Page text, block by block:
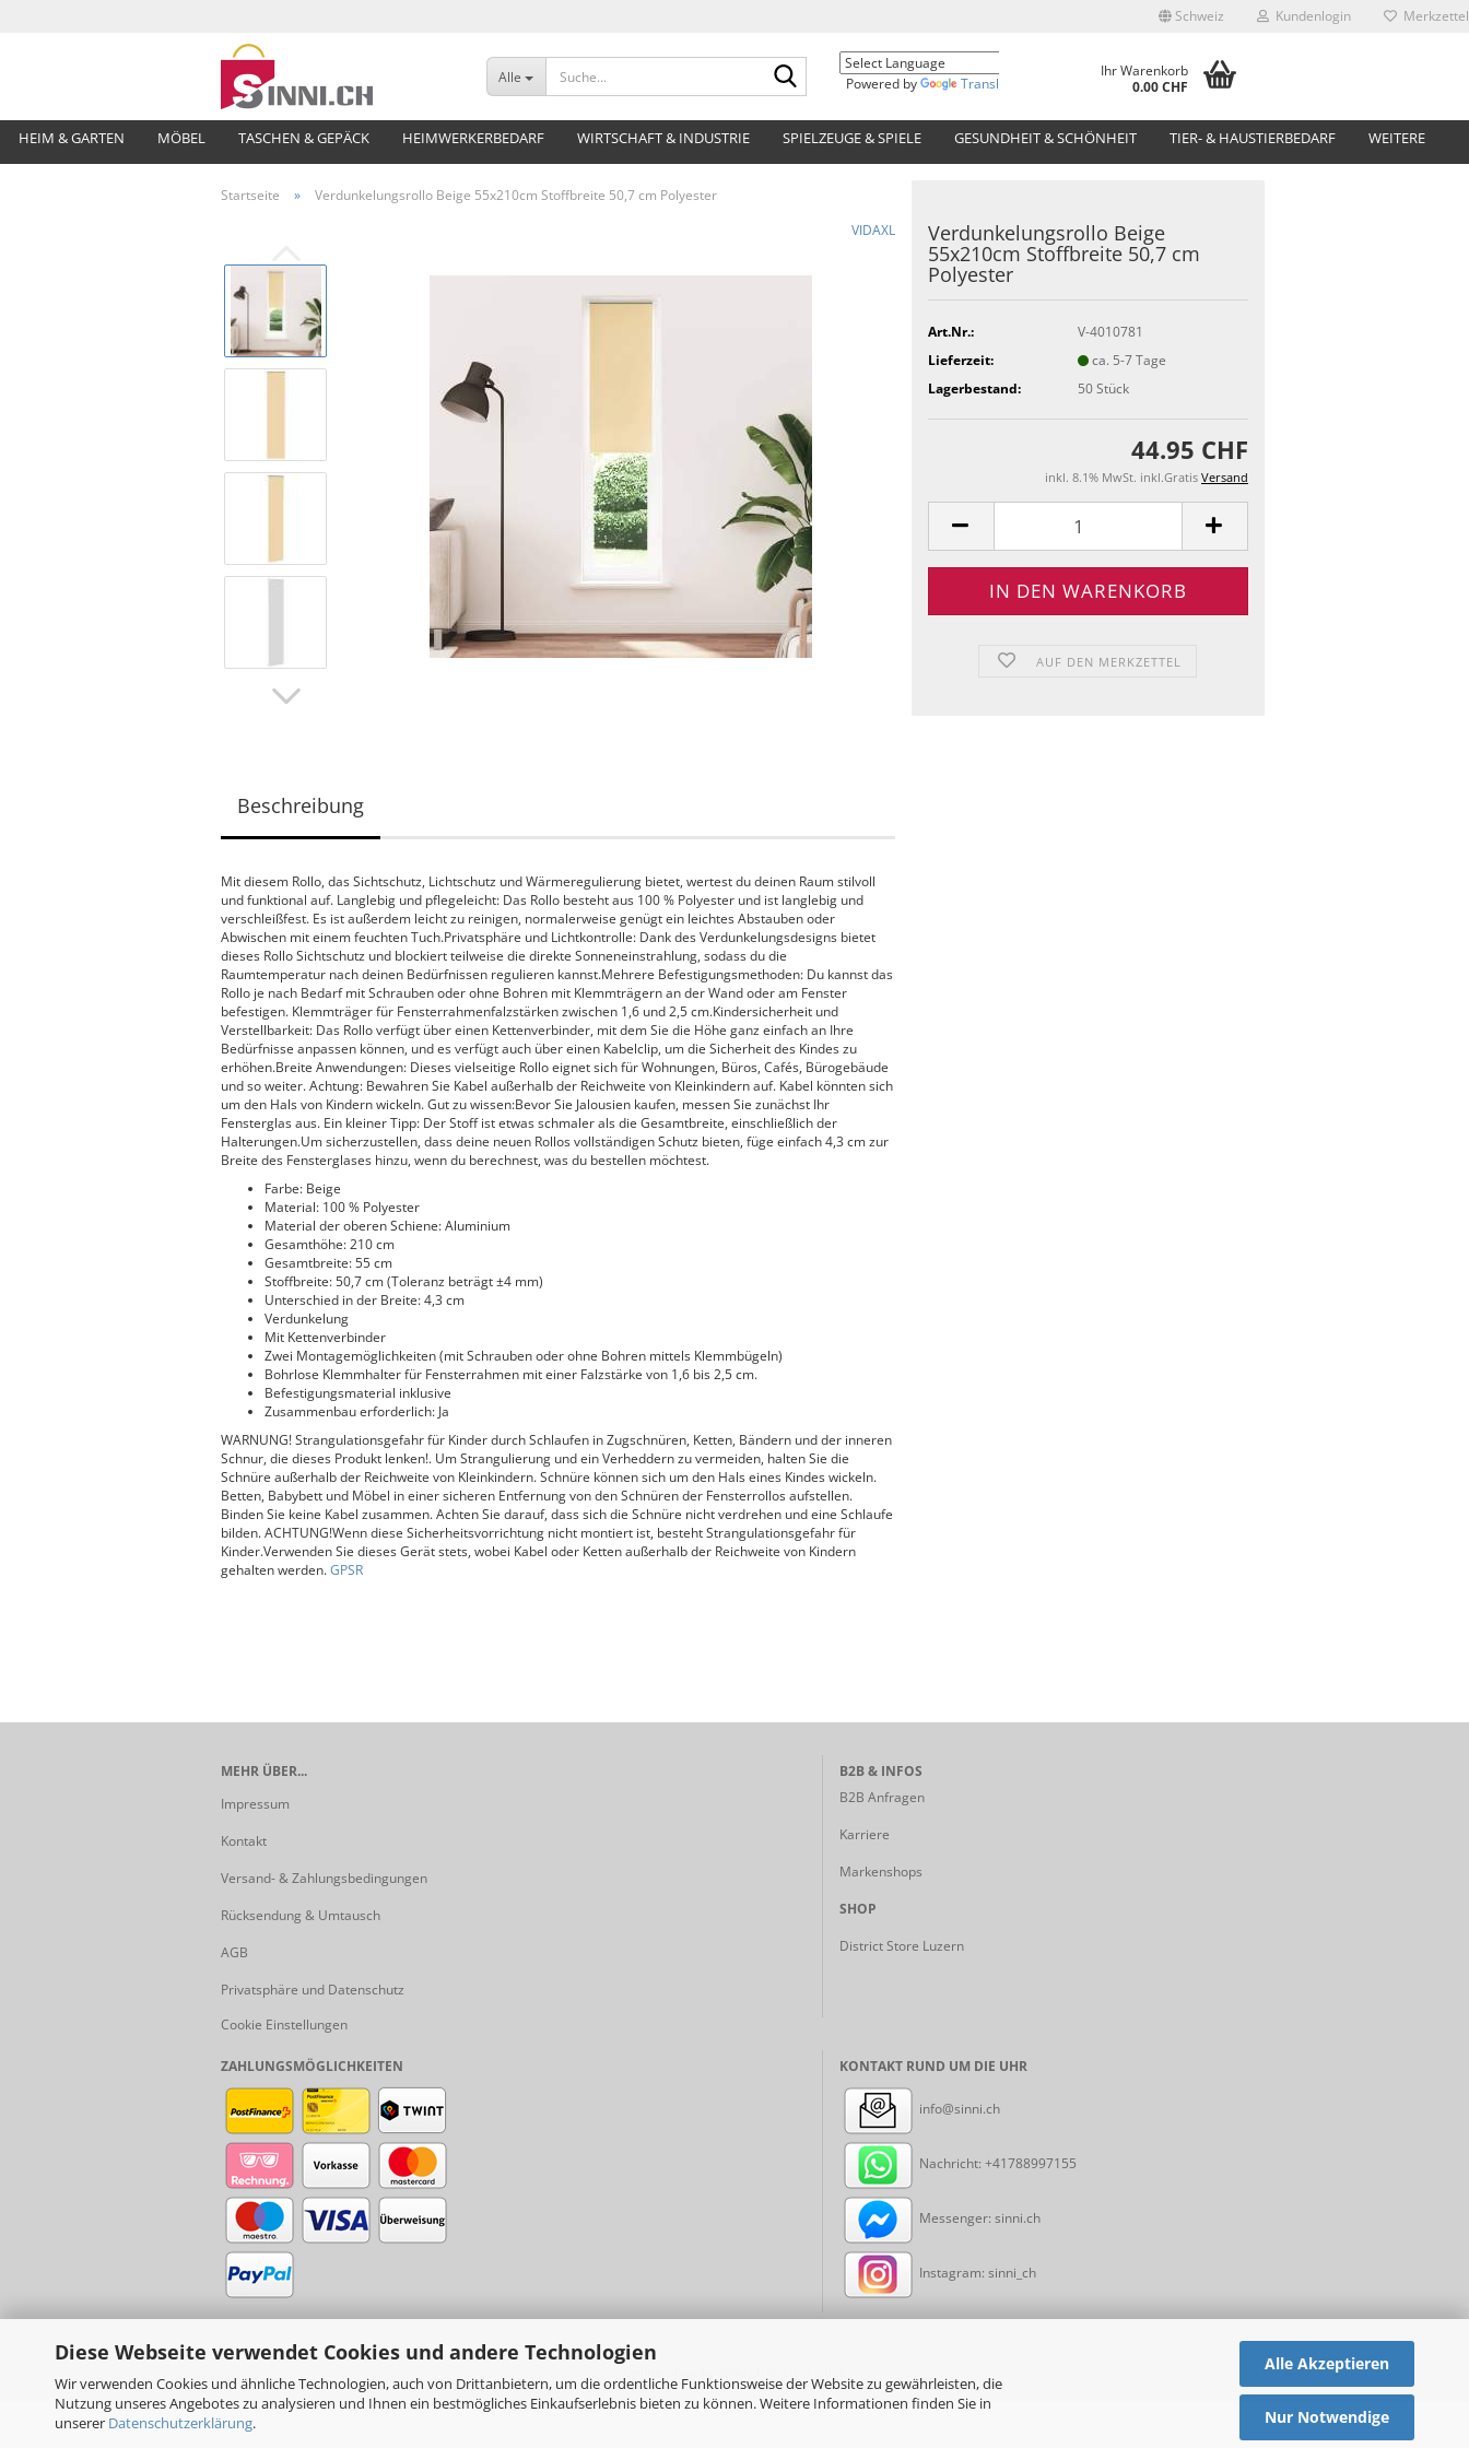
Diese Webseite verwendet Cookies und andere Technologien
Wir verwenden Cookies und ähnliche Technologien, auch von Drittanbietern, um die ordentliche Funktionsweise der Website zu gewährleisten, die
Nutzung unseres Angebotes zu analysieren und Ihnen ein bestmögliches Einkaufserlebnis bieten zu können. Weitere Informationen finden Sie in
unserer Datenschutzerklärung.
Alle Akzeptieren
Nur Notwendige
Schweiz Kundenlogin Merkzettel
Alle
Suche...
Powered by
Translate
Ihr Warenkorb
0.00 CHF
HEIM & GARTEN MÖBEL TASCHEN & GEPÄCK HEIMWERKERBEDARF WIRTSCHAFT & INDUSTRIE SPIELZEUGE & SPIELE GESUNDHEIT & SCHÖNHEIT TIER- & HAUSTIERBEDARF WEITERE
Startseite »
Verdunkelungsrollo Beige 55x210cm Stoffbreite 50,7 cm Polyester
VIDAXL
Verdunkelungsrollo Beige
55x210cm Stoffbreite 50,7 cm
Polyester
Art.Nr.:
V-4010781
Lieferzeit:
ca. 5-7 Tage
Lagerbestand:
50Stück
44.95 CHF
inkl. 8.1% MwSt. inkl.Gratis Versand
AUF DEN MERKZETTEL
Beschreibung
Mit diesem Rollo, das Sichtschutz, Lichtschutz und Wärmeregulierung bietet, wertest du deinen Raum stilvoll
und funktional auf. Langlebig und pflegeleicht: Das Rollo besteht aus 100 % Polyester und ist langlebig und
verschleißfest. Es ist außerdem leicht zu reinigen, normalerweise genügt ein leichtes Abstauben oder
Abwischen mit einem feuchten Tuch.Privatsphäre und Lichtkontrolle: Dank des Verdunkelungsdesigns bietet
dieses Rollo Sichtschutz und blockiert teilweise die direkte Sonneneinstrahlung, sodass du die
Raumtemperatur nach deinen Bedürfnissen regulieren kannst.Mehrere Befestigungsmethoden: Du kannst das
Rollo je nach Bedarf mit Schrauben oder ohne Bohren mit Klemmträgern an der Wand oder am Fenster
befestigen. Klemmträger für Fensterrahmenfalzstärken zwischen 1,6 und 2,5 cm.Kindersicherheit und
Verstellbarkeit: Das Rollo verfügt über einen Kettenverbinder, mit dem Sie die Höhe ganz einfach an Ihre
Bedürfnisse anpassen können, und es verfügt auch über einen Kabelclip, um die Sicherheit des Kindes zu
erhöhen.Breite Anwendungen: Dieses vielseitige Rollo eignet sich für Wohnungen, Büros, Cafés, Bürogebäude
und so weiter. Achtung: Bewahren Sie Kabel außerhalb der Reichweite von Kleinkindern auf. Kabel könnten sich
um den Hals von Kindern wickeln. Gut zu wissen:Bevor Sie Jalousien kaufen, messen Sie zunächst Ihr
Fensterglas aus. Ein kleiner Tipp: Der Stoff ist etwas schmaler als die Gesamtbreite, einschließlich der
Halterungen.Um sicherzustellen, dass deine neuen Rollos vollständigen Schutz bieten, füge einfach 4,3 cm zur
Breite des Fensterglases hinzu, wenn du berechnest, was du bestellen möchtest.
Farbe: Beige
Material: 100 % Polyester
Material der oberen Schiene: Aluminium
Gesamthöhe: 210 cm
Gesamtbreite: 55 cm
Stoffbreite: 50,7 cm (Toleranz beträgt ±4 mm)
Unterschied in der Breite: 4,3 cm
Verdunkelung
Mit Kettenverbinder
Zwei Montagemöglichkeiten (mit Schrauben oder ohne Bohren mittels Klemmbügeln)
Bohrlose Klemmhalter für Fensterrahmen mit einer Falzstärke von 1,6 bis 2,5 cm.
Befestigungsmaterial inklusive
Zusammenbau erforderlich: Ja
WARNUNG! Strangulationsgefahr für Kinder durch Schlaufen in Zugschnüren, Ketten, Bändern und der inneren
Schnur, die dieses Produkt lenken!. Um Strangulierung und ein Verheddern zu vermeiden, halten Sie die
Schnüre außerhalb der Reichweite von Kleinkindern. Schnüre können sich um den Hals eines Kindes wickeln.
Betten, Babybett und Möbel in einer sicheren Entfernung von den Schnüren der Fensterrollos aufstellen.
Binden Sie keine Kabel zusammen. Achten Sie darauf, dass sich die Schnüre nicht verdrehen und eine Schlaufe
bilden. ACHTUNG!Wenn diese Sicherheitsvorrichtung nicht montiert ist, besteht Strangulationsgefahr für
Kinder.Verwenden Sie dieses Gerät stets, wobei Kabel oder Ketten außerhalb der Reichweite von Kindern
gehalten werden.GPSR
MEHR ÜBER...
Impressum
Kontakt
Versand- & Zahlungsbedingungen
Rücksendung & Umtausch
AGB
Privatsphäre und Datenschutz
Cookie Einstellungen
B2B & INFOS
B2B Anfragen
Karriere
Markenshops
SHOP
District Store Luzern
ZAHLUNGSMÖGLICHKEITEN KONTAKT RUND UM DIE UHR
info@sinni.ch
Nachricht: +41788997155
Messenger: sinni.ch
Instagram: sinni_ch